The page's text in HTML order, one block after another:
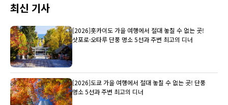
최신 기사
[2026]홋카이도 가을 여행에서 절대 놓칠 수 없는 곳!
삿포로·오타루 단풍 명소 5선과 주변 최고의 디너
[2026]도쿄 가을 여행에서 절대 놓칠 수 없는 곳! 단풍
명소 5선과 주변 최고의 디너